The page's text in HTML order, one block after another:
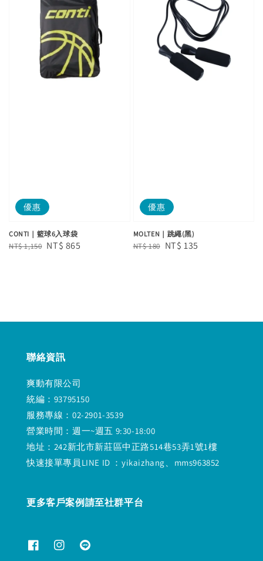
優惠
CONTI｜籃球6入球袋
Regular
NT$ 1,150 Sale
NT$ 865
優惠
MOLTEN｜跳繩(黑)
Regular
NT$ 180 Sale
NT$ 135
聯絡資訊
爽動有限公司
統編：93795150
服務專線：02-2901-3539
營業時間：週一~週五 9:30-18:00
地址：242新北市新莊區中正路514巷53弄1號1樓
快速接單專員LINE ID ：yikaizhang、mms963852
更多客戶案例請至社群平台